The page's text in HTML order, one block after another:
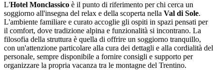
L'Hotel Monclassico è il punto di riferimento per chi cerca un
soggiorno all'insegna del relax e della scoperta nella Val di Sole.
L'ambiente familiare e curato accoglie gli ospiti in spazi pensati per
il comfort, dove tradizione alpina e funzionalità si incontrano. La
filosofia della struttura è quella di offrire un soggiorno tranquillo,
con un'attenzione particolare alla cura dei dettagli e alla cordialità del
personale, sempre disponibile a fornire consigli e supporto per
organizzare la propria vacanza tra le montagne del Trentino.